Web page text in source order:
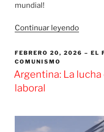
mundial!
Continuar leyendo
–
futuro»
PUBLICADO
EL
FEBRERO 20, 2026
EL
COMUNISMO
Argentina: La
laboral